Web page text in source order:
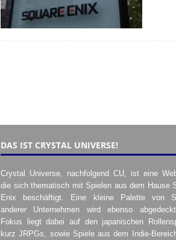
DAS IST CRYSTAL UNIVERSE!
Crystal Universe, nachfolgend CU, ist eine
die sich thematisch mit Spielen aus dem Hause
Enix beschäftigt. Eine kleine Palette von
anderer Unternehmen wird ebenso
Fokus liegt dabei auf den japanischen
kurz JRPGs, sowie Spiele aus dem Indie-